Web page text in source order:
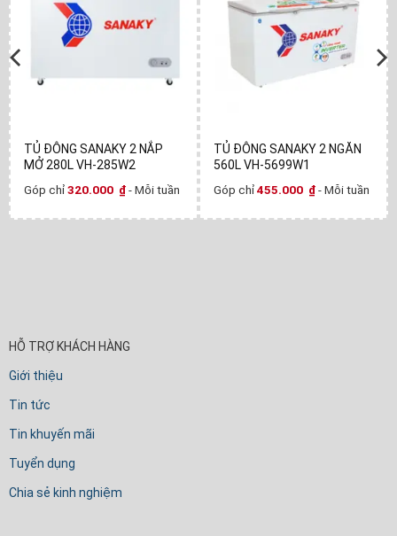
TỦ ĐÔNG SANAKY 2 NẮP
MỞ 280L VH-285W2
Góp chỉ320.000 ₫- Mỗi tuần
TỦ ĐÔNG SANAKY 2 NGĂN
560L VH-5699W1
Góp chỉ455.000 ₫- Mỗi tuần
HỖ TRỢ KHÁCH HÀNG
Giới thiệu
Tin tức
Tin khuyến mãi
Tuyển dụng
Chia sẻ kinh nghiệm